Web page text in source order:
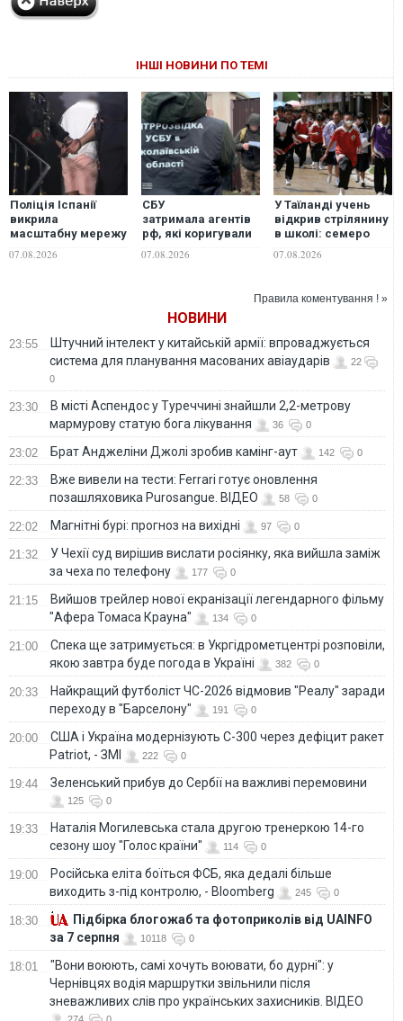
ІНШІ НОВИНИ ПО ТЕМІ
Поліція Іспанії
викрила
масштабну мережу
мігрантів і
07.08.2026
СБУ
затримала агентів
рф, які коригували
Миколаєву
07.08.2026
У Таїланді учень
відкрив стрілянину
в школі: семеро
поранених
07.08.2026
Правила коментування ! »
НОВИНИ
23:55
Штучний інтелект у китайській армії: впроваджується
система для планування масованих авіаударів
22
0
23:30
В місті Аспендос у Туреччині знайшли 2,2-метрову
мармурову статую бога лікування
36 0
23:02 Брат Анджеліни Джолі зробив камінг-аут 142 0
22:33
Вже вивели на тести: Ferrari готує оновлення
позашляховика Purosangue. ВІДЕО
58 0
22:02 Магнітні бурі: прогноз на вихідні 97 0
21:32
У Чехії суд вирішив вислати росіянку, яка вийшла заміж
за чеха по телефону
177 0
21:15
Вийшов трейлер нової екранізації легендарного фільму
"Афера Томаса Крауна"
134 0
21:00
Спека ще затримується: в Укргідрометцентрі розповіли,
якою завтра буде погода в Україні
382 0
20:33
Найкращий футболіст ЧС-2026 відмовив "Реалу" заради
переходу в "Барселону"
191 0
20:00
США і Україна модернізують С-300 через дефіцит ракет
Patriot, - ЗМІ
222 0
19:44 Зеленський прибув до Сербії на важливі перемовини
125 0
19:33
Наталія Могилевська стала другою тренеркою 14-го
сезону шоу "Голос країни"
114 0
19:00
Російська еліта боїться ФСБ, яка дедалі більше
виходить з-під контролю, - Bloomberg
245 0
18:30
Підбірка блогожаб та фотоприколів від UAINFO
за 7 серпня
10118 0
18:01
"Вони воюють, самі хочуть воювати, бо дурні": у
Чернівцях водія маршрутки звільнили після
зневажливих слів про українських захисників. ВІДЕО